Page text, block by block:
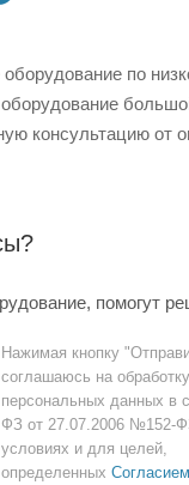
по
консультацию от
помогут
Нажимая кнопку
соглашаюсь на
персональных данных в
ФЗ от 27.07.2006 №152-
условиях и для целей,
определенных